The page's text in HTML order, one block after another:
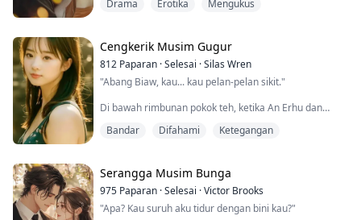
sedang mandi.
Drama Erotika Mengukus
Cengkerik Musim Gugur
812 Paparan ·Selesai ·Silas Wren
"Abang Biaw, kau... kau pelan-pelan sikit."
Di bawah rimbunan pokok teh, ketika An Erhu dan
tahap yang lebih jauh.
dari lamunan.
Dalam keadaan marah, An Erhu bangun dan melihat ke
arah suara itu. Dia terkejut melihat siapa yang berada
Bandar Difahami Ketegangan
Serangga Musim Bunga
975 Paparan ·Selesai ·Victor Brooks
"Apa? Kau suruh aku tidur dengan bini kau?"